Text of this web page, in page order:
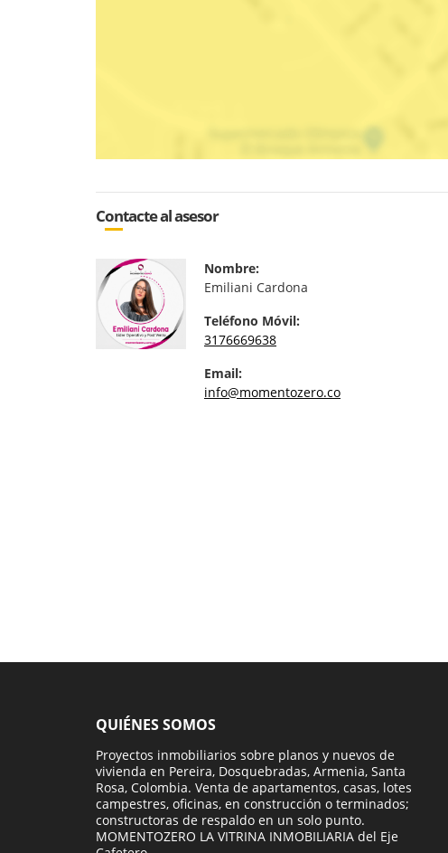
Contacte al asesor
Nombre:
Emiliani Cardona
Teléfono Móvil:
3176669638
Email:
info@momentozero.co
QUIÉNES SOMOS
Proyectos inmobiliarios sobre planos y nuevos de
vivienda en Pereira, Dosquebradas, Armenia, Santa
Rosa, Colombia. Venta de apartamentos, casas, lotes
campestres, oficinas, en construcción o terminados;
constructoras de respaldo en un solo punto.
MOMENTOZERO LA VITRINA INMOBILIARIA del Eje